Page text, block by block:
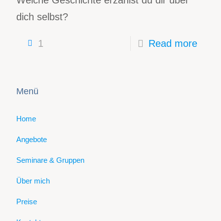
dich selbst?
1 Read more
Menü
Home
Angebote
Seminare & Gruppen
Über mich
Preise